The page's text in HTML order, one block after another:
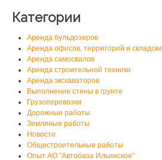
Категории
Аренда бульдозеров
Аренда офисов, территорий и
Аренда самосвалов
Аренда строительной техники
Аренда экскаваторов
Выполнение стены в грунте
Грузоперевозки
Дорожные работы
Земляные работы
Новости
Общестроительные работы
Опыт АО "Автобаза Ильинское"